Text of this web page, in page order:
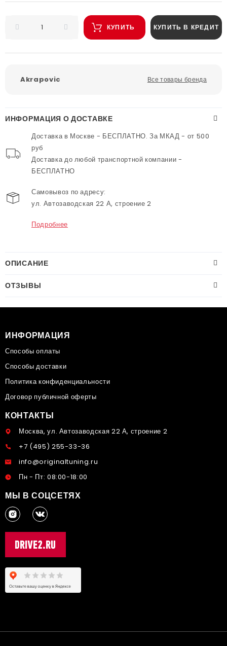
КУПИТЬ КУПИТЬ В КРЕДИТ
Akrapovic Все товары бренда
ИНФОРМАЦИЯ О ДОСТАВКЕ
Доставка в Москве - БЕСПЛАТНО. За МКАД - от 500
руб
Доставка до любой транспортной компании -
БЕСПЛАТНО
Самовывоз по адресу:
ул. Автозаводская 22 А, строение 2
Подробнее
ОПИСАНИЕ
ОТЗЫВЫ
ИНФОРМАЦИЯ
Способы оплаты
Способы доставки
Политика конфиденциальности
Договор публичной оферты
КОНТАКТЫ
Москва, ул. Автозаводская 22 А, строение 2
+7 (495) 255-33-36
info@originaltuning.ru
Пн - Пт: 08:00-18:00
МЫ В СОЦСЕТЯХ